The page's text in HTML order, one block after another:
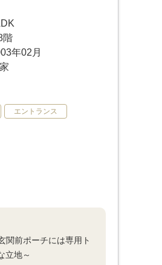
階
年02月
エントランス
前ポーチには専用ト
立地～